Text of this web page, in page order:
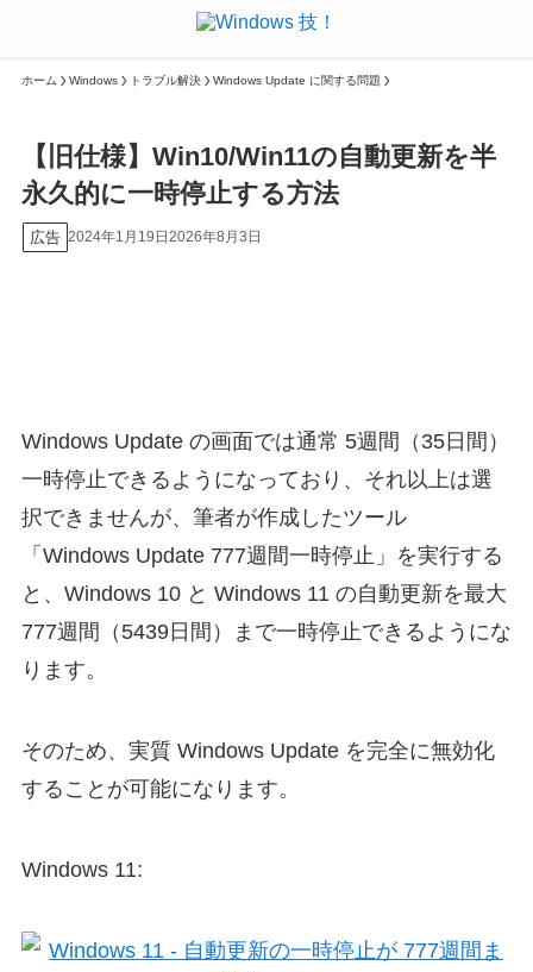
ホーム Windows トラブル解決 Windows Update に関する問題
【旧仕様】Win10/Win11の自動更新を半
永久的に一時停止する方法
広告 2024年1月19日2026年8月3日
Windows Update の画面では通常 5週間（35日間）
一時停止できるようになっており、それ以上は選
択できませんが、筆者が作成したツール
「Windows Update 777週間一時停止」を実行する
と、Windows 10 と Windows 11 の自動更新を最大
777週間（5439日間）まで一時停止できるようにな
ります。
そのため、実質 Windows Update を完全に無効化
することが可能になります。
Windows 11: